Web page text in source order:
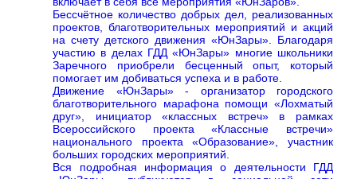
Бессчётное количество добрых дел, реализованных
проектов, благотворительных мероприятий и акций
на счету детского движения «ЮнЗары». Благодаря
участию в делах ГДД «ЮнЗары» многие школьники
Заречного приобрели бесценный опыт, который
помогает им добиваться успеха и в работе.
Движение «ЮнЗары» - организатор городского
благотворительного марафона помощи «Лохматый
друг», инициатор «классных встреч» в рамках
Всероссийского проекта «Классные встречи»
национального проекта «Образование», участник
больших городских мероприятий.
Вся подробная информация о деятельности ГДД